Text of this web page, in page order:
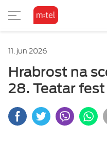
Osnovni prikaz
11. jun 2026
Hrabrost na
28. Teatar